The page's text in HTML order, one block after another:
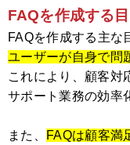
FAQを作成する
FAQを作成する主な
ユーザーが自身で問
これにより、顧客対
サポート業務の効率
また、 FAQは顧客満